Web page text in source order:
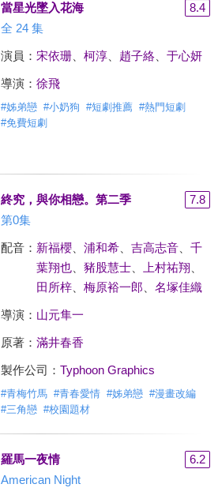
當星光墜入花海
8.4
全 24 集
演員： 宋依珊、 柯淳、 趙子絡、 于心妍
導演： 徐飛
#姊弟戀 #小奶狗 #短劇推薦 #熱門短劇
#免費短劇
終究，與你相戀。第二季
7.8
第0集
配音： 新福櫻、 浦和希、 吉高志音、 千
葉翔也、 豬股慧士、 上村祐翔
田所梓、 梅原裕一郎 名塚佳織
導演： 山元隼一
原著： 滿井春香
製作公司： Typhoon Graphics
#青梅竹馬 #青春愛情 #姊弟戀 #漫畫改編
#三角戀 #校園題材
羅馬一夜情
6.2
American Night